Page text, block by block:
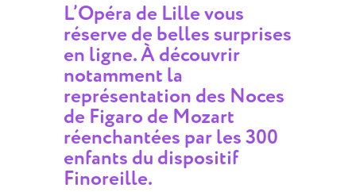
L’Opéra de Lille vous
réserve de belles surprises
en ligne. À découvrir
notamment la
représentation des Noces
de Figaro de Mozart
réenchantées par les 300
enfants du dispositif
Finoreille.